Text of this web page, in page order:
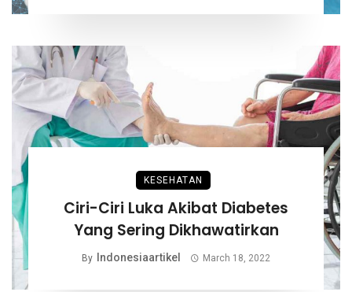
KESEHATAN
Ciri-Ciri Luka Akibat Diabetes
Yang Sering Dikhawatirkan
By Indonesiaartikel March 18, 2022